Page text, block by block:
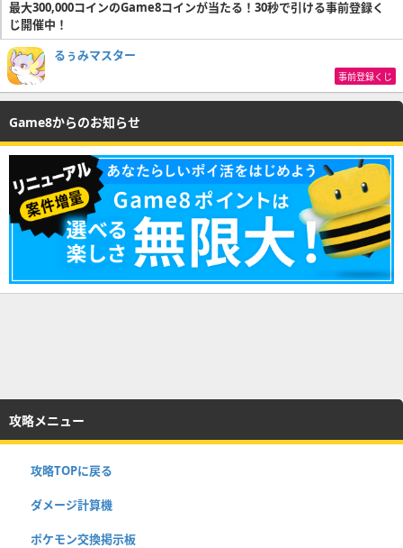
最大300,000コインのGame8コインが当たる！30秒で引ける事前登録く
じ開催中！
るぅみマスター
事前登録くじ
Game8からのお知らせ
攻略メニュー
攻略TOPに戻る
ダメージ計算機
ポケモン交換掲示板